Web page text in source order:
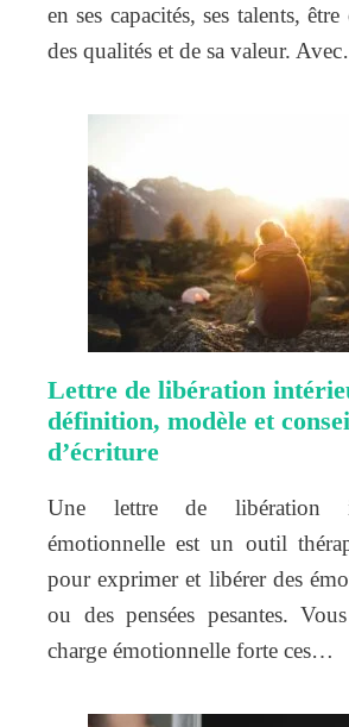
en ses capacités, ses talents,
des qualités et de sa valeur.
Lettre de libération
définition, modèle et
d’écriture
Une lettre de libération
émotionnelle est un outil
pour exprimer et libérer des
ou des pensées pesantes.
charge émotionnelle forte ces…